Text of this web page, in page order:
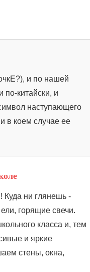
и по нашей
по-китайски, и
наступающего
в коем случае ее
Куда ни глянешь -
горящие свечи.
класса и, тем
и яркие
стены, окна,